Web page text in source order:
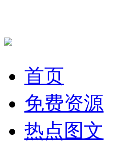
首页
免费资源
热点图文